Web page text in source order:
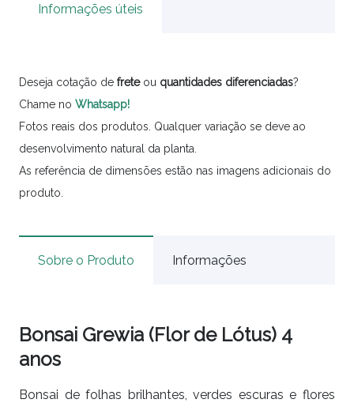
Informações úteis
Deseja cotação de freteou quantidades diferenciadas?
Chame no Whatsapp!
Fotos reais dos produtos. Qualquer variação se deve ao
desenvolvimento natural da planta.
As referência de dimensões estão nas imagens adicionais do
produto.
Sobre o Produto Informações
Bonsai Grewia (Flor de Lótus) 4
anos
Bonsai de folhas brilhantes, verdes escuras e flores